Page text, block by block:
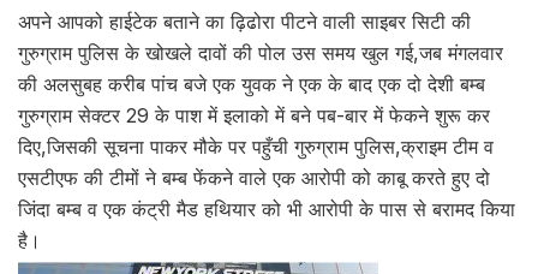
अपने आपको हाईटेक बताने का ढ़िढोरा पीटने वाली साइबर सिटी की
गुरुग्राम पुलिस के खोखले दावों की पोल उस समय खुल गई,जब मंगलवार
की अलसुबह करीब पांच बजे एक युवक ने एक के बाद एक दो देशी बम्ब
गुरुग्राम सेक्टर 29 के पाश में इलाको में बने पब-बार में फेकने शुरू कर
दिए,जिसकी सूचना पाकर मौके पर पहुँची गुरुग्राम पुलिस,क्राइम टीम व
एसटीएफ की टीमों ने बम्ब फेंकने वाले एक आरोपी को काबू करते हुए दो
जिंदा बम्ब व एक कंट्री मैड हथियार को भी आरोपी के पास से बरामद किया
है।